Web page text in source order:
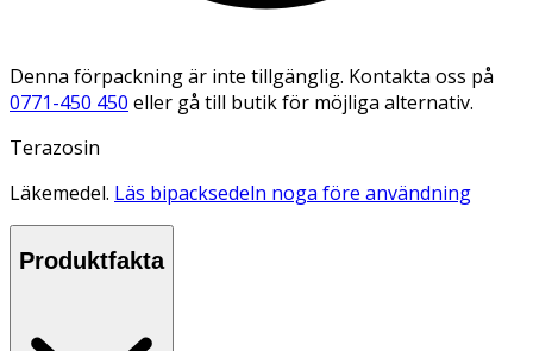
Denna förpackning är inte tillgänglig. Kontakta oss på
0771-450 450 eller gå till butik för möjliga alternativ.
Terazosin
Läkemedel. Läs bipacksedeln noga före användning
Produktfakta